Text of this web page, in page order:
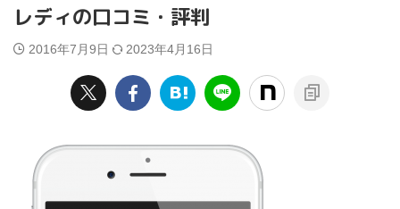
レディの口コミ・評判
2016年7月9日 2023年4月16日